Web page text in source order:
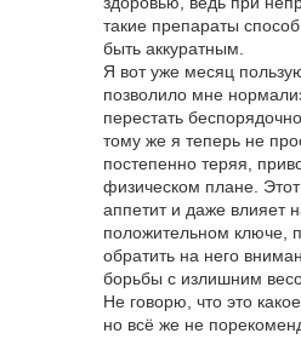
такие препараты
быть аккуратным.
Я вот уже месяц
позволило мне
перестать
тому же я теперь не
постепенно теряя,
физическом плане.
аппетит и даже влияет
положительном ключе,
обратить на него
борьбы с излишним
Не говорю, что это
но всё же не